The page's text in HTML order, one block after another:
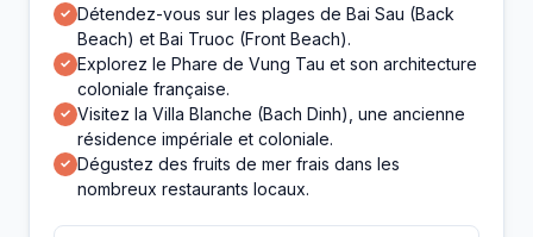
✓ Détendez-vous sur les plages de Bai Sau (Back
Beach) et Bai Truoc (Front Beach).
✓ Explorez le Phare de Vung Tau et son architecture
coloniale française.
✓ Visitez la Villa Blanche (Bach Dinh), une ancienne
résidence impériale et coloniale.
✓ Dégustez des fruits de mer frais dans les
nombreux restaurants locaux.